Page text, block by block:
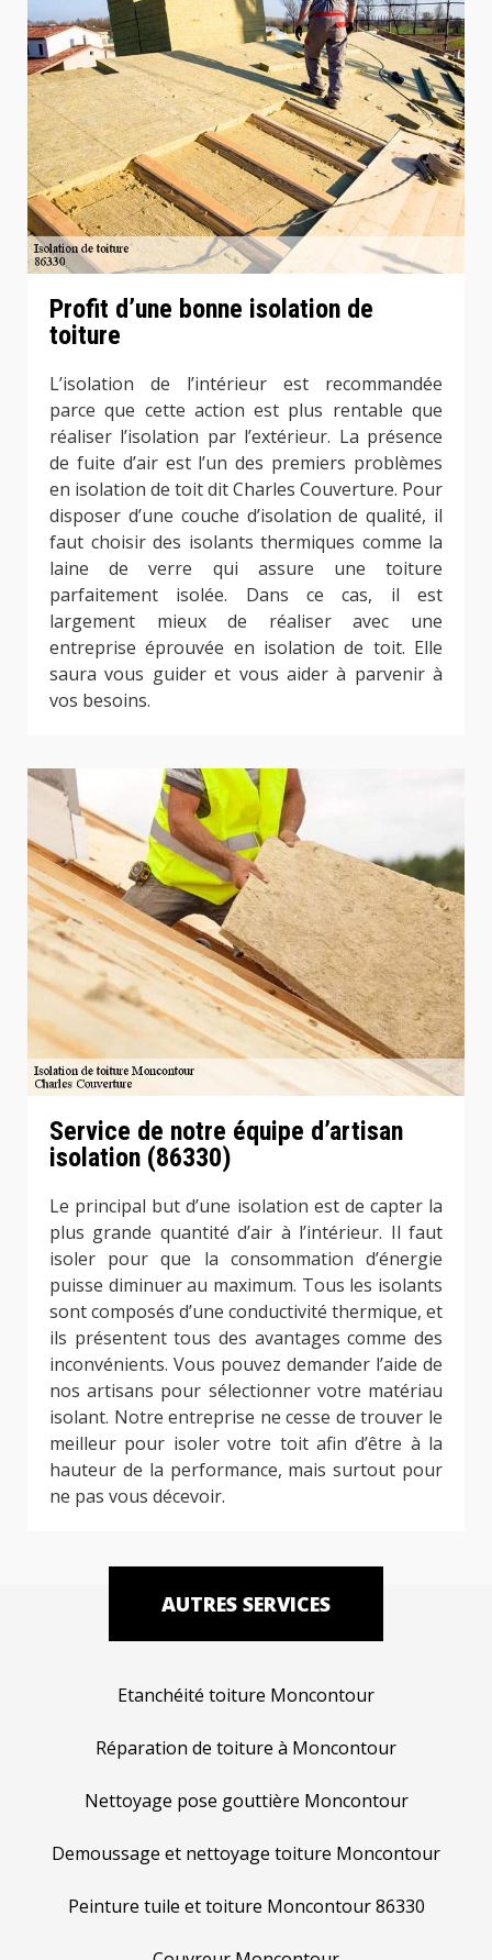
Profit d’une bonne isolation de
toiture
L’isolation de l’intérieur est recommandée
parce que cette action est plus rentable que
réaliser l’isolation par l’extérieur. La présence
de fuite d’air est l’un des premiers problèmes
en isolation de toit dit Charles Couverture. Pour
disposer d’une couche d’isolation de qualité, il
faut choisir des isolants thermiques comme la
laine de verre qui assure une toiture
parfaitement isolée. Dans ce cas, il est
largement mieux de réaliser avec une
entreprise éprouvée en isolation de toit. Elle
saura vous guider et vous aider à parvenir à
vos besoins.
Service de notre équipe d’artisan
isolation (86330)
Le principal but d’une isolation est de capter la
plus grande quantité d’air à l’intérieur. Il faut
isoler pour que la consommation d’énergie
puisse diminuer au maximum. Tous les isolants
sont composés d’une conductivité thermique, et
ils présentent tous des avantages comme des
inconvénients. Vous pouvez demander l’aide de
nos artisans pour sélectionner votre matériau
isolant. Notre entreprise ne cesse de trouver le
meilleur pour isoler votre toit afin d’être à la
hauteur de la performance, mais surtout pour
ne pas vous décevoir.
AUTRES SERVICES
Etanchéité toiture Moncontour
Réparation de toiture à Moncontour
Nettoyage pose gouttière Moncontour
Demoussage et nettoyage toiture Moncontour
Peinture tuile et toiture Moncontour 86330